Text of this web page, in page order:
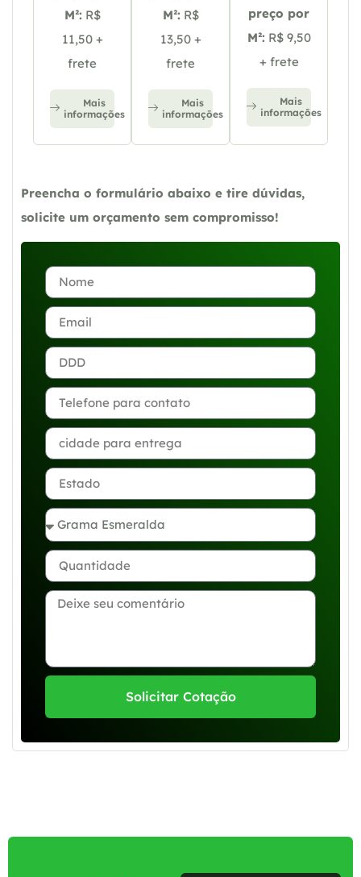
M²: R$
11,50 +
frete
Mais
informações
M²: R$
13,50 +
frete
Mais
informações
preço por
M²: R$ 9,50
+ frete
Mais
informações
Preencha o formulário abaixo e tire dúvidas,
solicite um orçamento sem compromisso!
Solicitar Cotação